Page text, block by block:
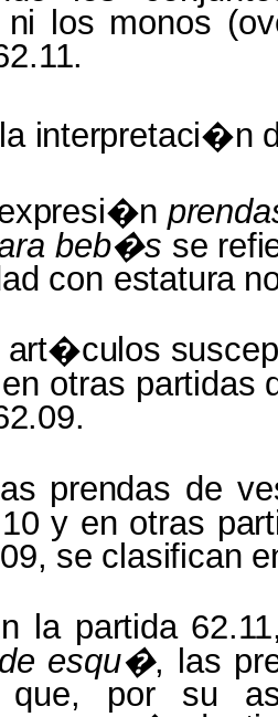
ni los monos
la interpretaci�n
beb�s se
con estatura
art�culos
otras partidas
prendas de
y en otras
se clasifican
la partida
esqu�, las
que, por su